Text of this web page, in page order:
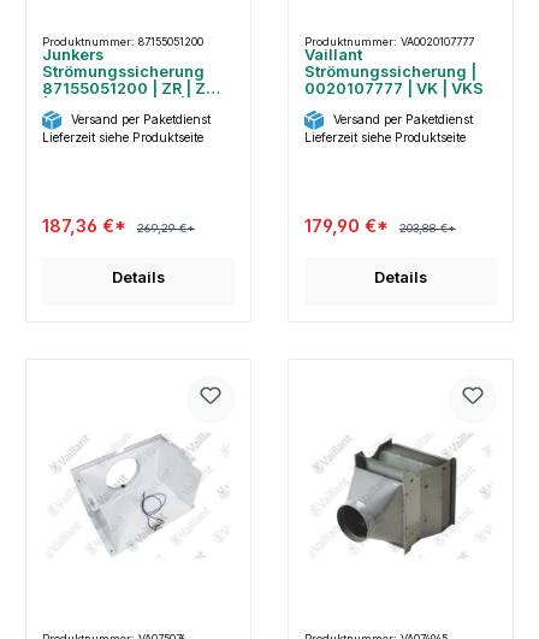
Produktnummer: 87155051200
Junkers
Strömungssicherung
87155051200 | ZR | ZWR
OriginalVersand per Paketdienst
Lieferzeit siehe Produktseite
187,36 €* 269,29 €*
Details
Produktnummer: VA0020107777
Vaillant
Strömungssicherung |
0020107777 | VK | VKS
Versand per Paketdienst
Lieferzeit siehe Produktseite
179,90 €* 203,88 €*
Details